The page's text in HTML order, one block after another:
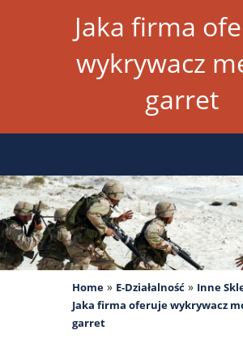
Jaka firma
wykrywacz
garret
Home » E-Działalność » Inne
Jaka firma oferuje wykrywacz
garret